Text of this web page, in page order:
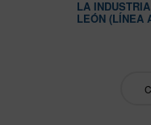
LA
LEÓN (LÍNEA